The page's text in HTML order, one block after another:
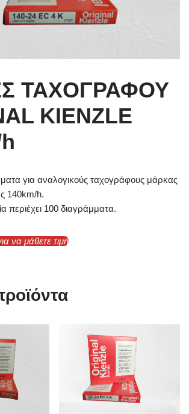
ΤΑΧΟΓΡΑΦΟΥ
KIENZLE
για αναλογικούς ταχογράφους μάρκας
140km/h.
περιέχει 100 διαγράμματα.
να μάθετε τιμή